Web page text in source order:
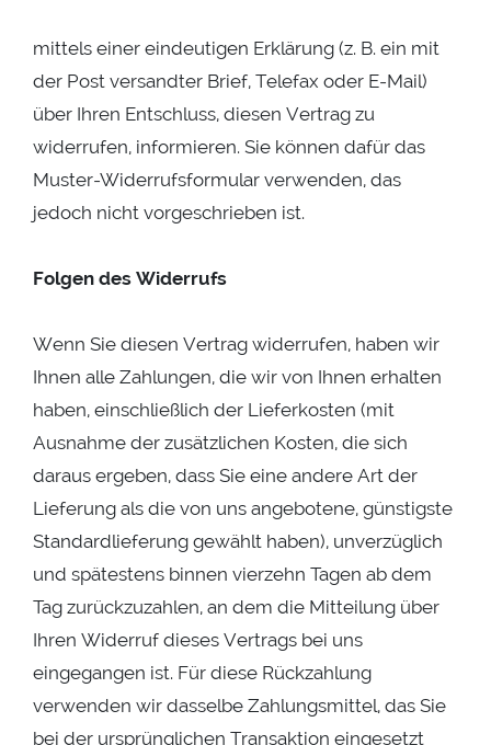
mittels einer eindeutigen Erklärung (z. B. ein mit
der Post versandter Brief, Telefax oder E-Mail)
über Ihren Entschluss, diesen Vertrag zu
widerrufen, informieren. Sie können dafür das
Muster-Widerrufsformular verwenden, das
jedoch nicht vorgeschrieben ist.
Folgen des Widerrufs
Wenn Sie diesen Vertrag widerrufen, haben wir
Ihnen alle Zahlungen, die wir von Ihnen erhalten
haben, einschließlich der Lieferkosten (mit
Ausnahme der zusätzlichen Kosten, die sich
daraus ergeben, dass Sie eine andere Art der
Lieferung als die von uns angebotene, günstigste
Standardlieferung gewählt haben), unverzüglich
und spätestens binnen vierzehn Tagen ab dem
Tag zurückzuzahlen, an dem die Mitteilung über
Ihren Widerruf dieses Vertrags bei uns
eingegangen ist. Für diese Rückzahlung
verwenden wir dasselbe Zahlungsmittel, das Sie
bei der ursprünglichen Transaktion eingesetzt